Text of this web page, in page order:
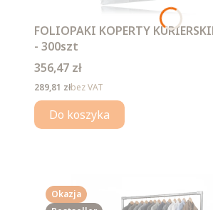
FOLIOPAKI KOPERTY
- 300szt
Cena
356,47 zł
Cena
289,81 złbez VAT
Do koszyka
Okazja